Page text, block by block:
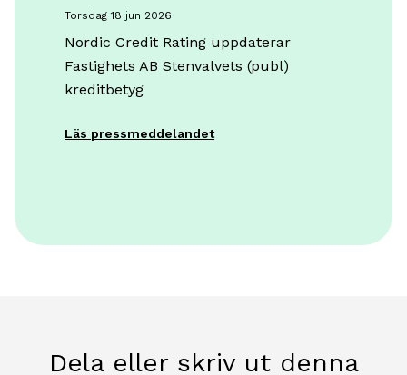
torsdag 18 jun 2026
Nordic Credit Rating uppdaterar
Fastighets AB Stenvalvets (publ)
kreditbetyg
Läs pressmeddelandet
Dela eller skriv ut denna